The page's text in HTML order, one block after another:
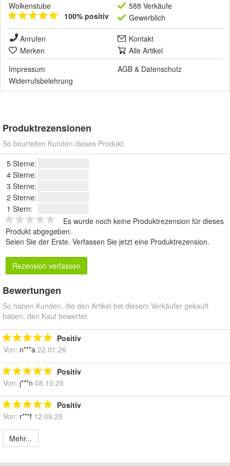
Wolkenstube
100% positiv
588 Verkäufe
Gewerblich
Anrufen
Kontakt
Merken
Alle Artikel
Impressum
AGB & Datenschutz
Widerrufsbelehrung
Produktrezensionen
So beurteilen Kunden dieses Produkt.
5 Sterne:
4 Sterne:
3 Sterne:
2 Sterne:
1 Stern:
Es wurde noch keine Produktrezension für dieses
Produkt abgegeben.
Seien Sie der Erste. Verfassen Sie jetzt eine Produktrezension.
Rezension verfassen
Bewertungen
So haben Kunden, die den Artikel bei diesem Verkäufer gekauft
haben, den Kauf bewertet.
Positiv
Von: n***a 22.01.26
Positiv
Von: j***n 08.10.25
Positiv
Von: r***f 12.09.25
Mehr...